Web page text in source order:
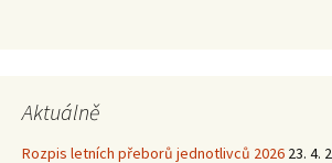
Aktuálně
Rozpis letních přeborů jednotlivců 2026 23. 4.